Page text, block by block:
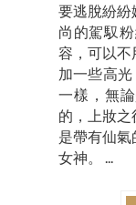
要逃脫紛紛
尚的駕馭
容，可以不
加一些高
一樣，無
的，上妝
是帶有仙
女神。 ...